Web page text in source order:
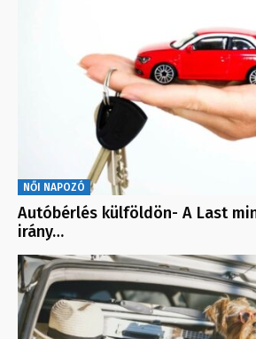
NŐI NAPOZÓ
Autóbérlés külföldön- A Last
irány…